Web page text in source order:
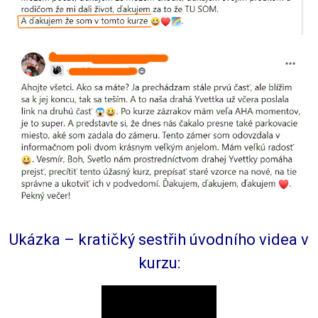
Ukázka – kratičký sestřih úvodního videa v
kurzu: